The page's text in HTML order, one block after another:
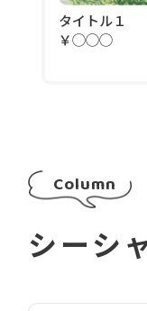
タイトル１
￥◯◯◯
Column
シーシ